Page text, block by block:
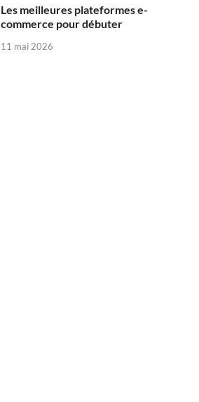
Les meilleures plateformes e-
commerce pour débuter
11 mai 2026